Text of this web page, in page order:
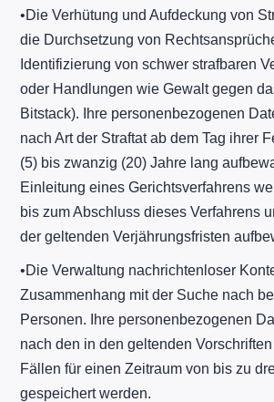
​•​Die Verhütung und Aufdeckung von
die Durchsetzung von
Identifizierung von schwer strafbaren
oder Handlungen wie Gewalt gegen
Bitstack). Ihre personenbezogenen
nach Art der Straftat ab dem Tag ihrer
(5) bis zwanzig (20) Jahre lang
Einleitung eines Gerichtsverfahrens
bis zum Abschluss dieses Verfahrens
der geltenden Verjährungsfristen
​•​Die Verwaltung nachrichtenloser
Zusammenhang mit der Suche nach
Personen. Ihre personenbezogenen
nach den in den geltenden
Fällen für einen Zeitraum von bis zu
gespeichert werden.